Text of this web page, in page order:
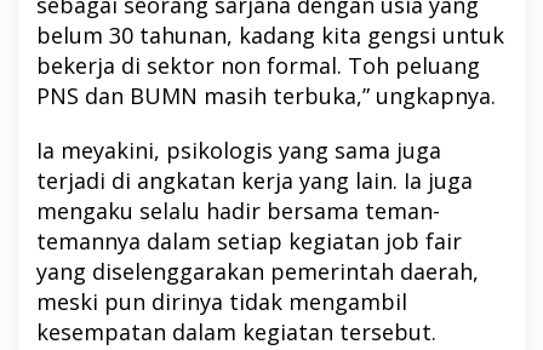
belum 30 tahunan, kadang kita gengsi untuk
bekerja di sektor non formal. Toh peluang
PNS dan BUMN masih terbuka,” ungkapnya.
Ia meyakini, psikologis yang sama juga
terjadi di angkatan kerja yang lain. Ia juga
mengaku selalu hadir bersama teman-
temannya dalam setiap kegiatan job fair
yang diselenggarakan pemerintah daerah,
meski pun dirinya tidak mengambil
kesempatan dalam kegiatan tersebut.